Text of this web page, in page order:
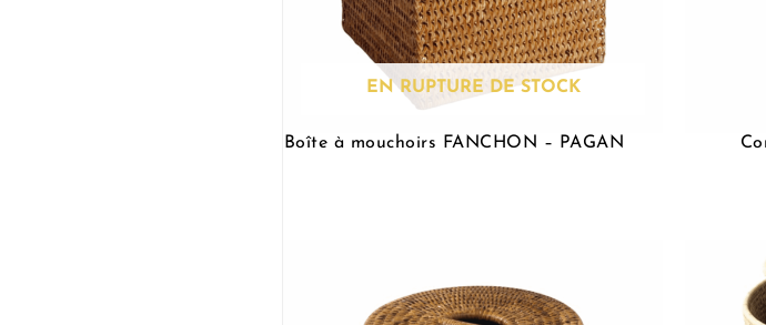
EN RUPTURE DE STOCK
Boîte à mouchoirs FANCHON – PAGAN